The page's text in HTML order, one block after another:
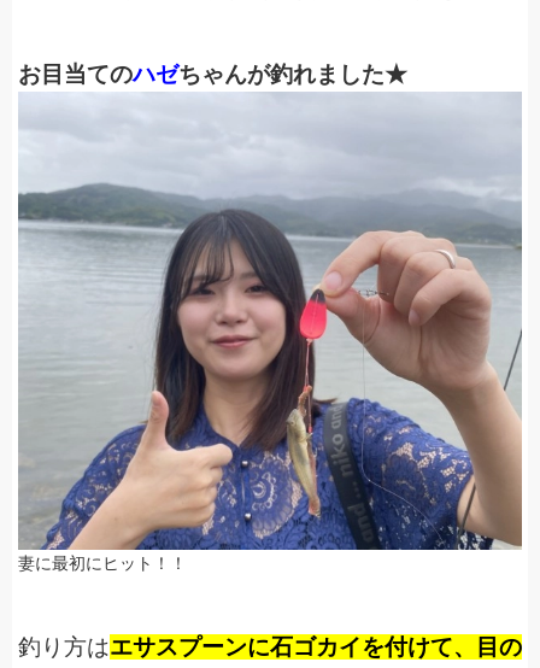
お目当てのハゼちゃんが釣れました★
妻に最初にヒット！！
釣り方はエサスプーンに石ゴカイを付けて、目の